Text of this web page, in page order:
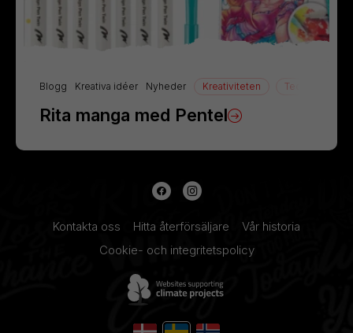
Blogg Kreativa idéer Nyheder Kreativiteten Teckning
Rita manga med Pentel
Kontakta oss Hitta återförsäljare
Vår historia
Cookie- och integritetspolicy